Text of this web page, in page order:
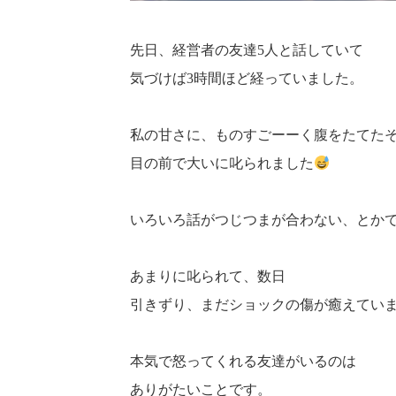
先日、経営者の友達5人と話していて
気づけば3時間ほど経っていました。
私の甘さに、ものすごーーく腹をたてた
目の前で大いに叱られました
いろいろ話がつじつまが合わない、とか
あまりに叱られて、数日
引きずり、まだショックの傷が癒えてい
本気で怒ってくれる友達がいるのは
ありがたいことです。